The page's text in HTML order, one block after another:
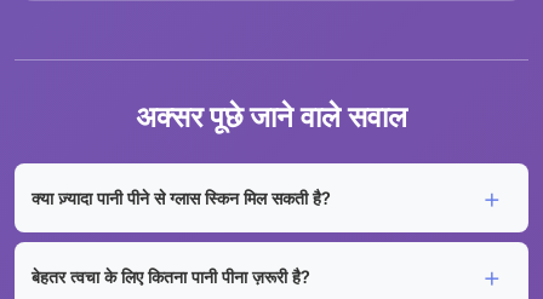
अक्सर पूछे जाने वाले सवाल
क्या ज़्यादा पानी पीने से ग्लास स्किन मिल सकती है?
बेहतर त्वचा के लिए कितना पानी पीना ज़रूरी है?